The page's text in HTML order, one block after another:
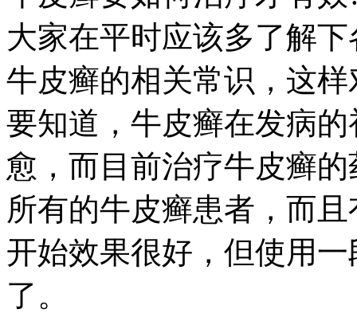
大家在平时应该多了解
牛皮癣的相关常识，这
要知道，牛皮癣在发病
愈，而目前治疗牛皮癣
所有的牛皮癣患者，而
开始效果很好，但使用
了。